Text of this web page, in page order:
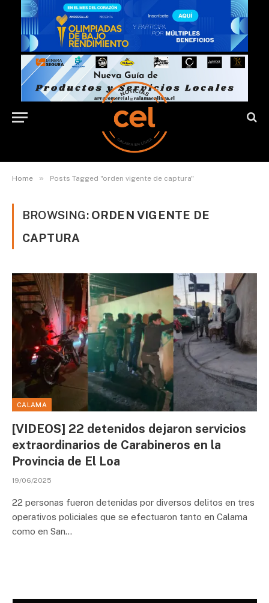
Home » Posts Tagged "orden vigente de captura"
BROWSING: ORDEN VIGENTE DE
CAPTURA
CALAMA
[VIDEOS] 22 detenidos dejaron servicios
extraordinarios de Carabineros en la
Provincia de El Loa
19/06/2025
22 personas fueron detenidas por diversos delitos en tres
operativos policiales que se efectuaron tanto en Calama
como en San…